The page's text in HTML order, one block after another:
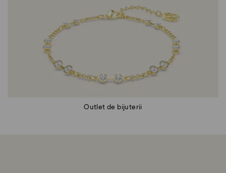
Outlet de bijuterii